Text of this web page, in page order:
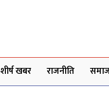
शीर्ष खबर राजनीति